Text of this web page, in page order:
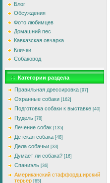
Блог
Обсуждения
Фото любимцев
Домашний пес
Кавказская овчарка
Клички
Собаковод
Категории раздела
Правильная дрессировка [97]
Охранные собаки [162]
Подготовка собаки к выставке [40]
Пудель [78]
Лечение собак [135]
Детская собака [48]
Дела собачьи [33]
Думает ли собака? [16]
Спаниэль [36]
Американский стаффордширский
терьер [65]